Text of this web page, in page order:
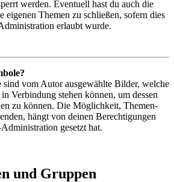
werden. Eventuell hast du auch die
eigenen Themen zu schließen, sofern dies
erlaubt wurde.
sind vom Autor ausgewählte Bilder, welche
Verbindung stehen können, um dessen
zu können. Die Möglichkeit, Themen-
hängt von deinen Berechtigungen
gesetzt hat.
und Gruppen